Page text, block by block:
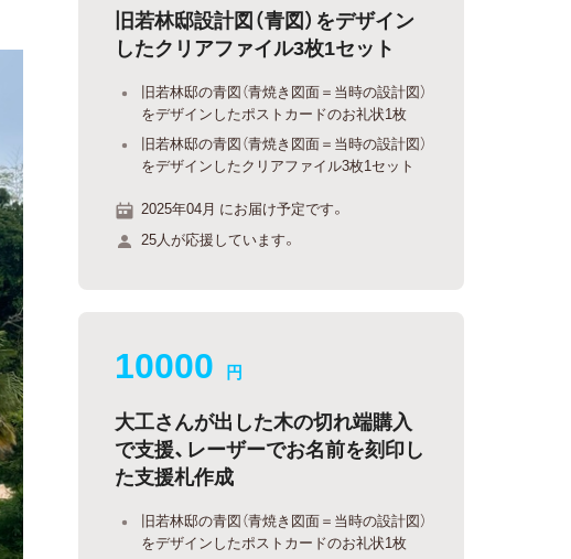
旧若林邸設計図（青図）をデザイン
したクリアファイル3枚1セット
旧若林邸の青図（青焼き図面＝当時の設計図）
をデザインしたポストカードのお礼状1枚
旧若林邸の青図（青焼き図面＝当時の設計図）
をデザインしたクリアファイル3枚1セット
2025年04月 にお届け予定です。
25人が応援しています。
10000 円
大工さんが出した木の切れ端購入
で支援、レーザーでお名前を刻印し
た支援札作成
旧若林邸の青図（青焼き図面＝当時の設計図）
をデザインしたポストカードのお礼状1枚